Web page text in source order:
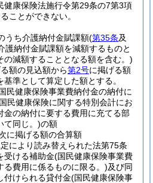
健康保険法施行令第29条の7第3項
ことができない。
うち介護納付金賦課額(第35条及
護納付金賦課額を減額するものと
の減額することとなる額を含む。)
額の見込額から第2号に掲げる額
準として算定した額とする。
民健康保険事業費納付金の納付に
民健康保険に関する特別会計にお
金の納付に要する費用に充てる部
て同じ。)の額
に掲げる額の合算額
により読み替えられた法第75条
受ける補助金(国民健康保険事業費
る費用に係るものに限る。)及び同
付けられる貸付金(国民健康保険事